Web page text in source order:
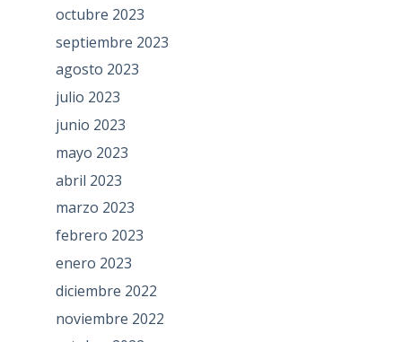
octubre 2023
septiembre 2023
agosto 2023
julio 2023
junio 2023
mayo 2023
abril 2023
marzo 2023
febrero 2023
enero 2023
diciembre 2022
noviembre 2022